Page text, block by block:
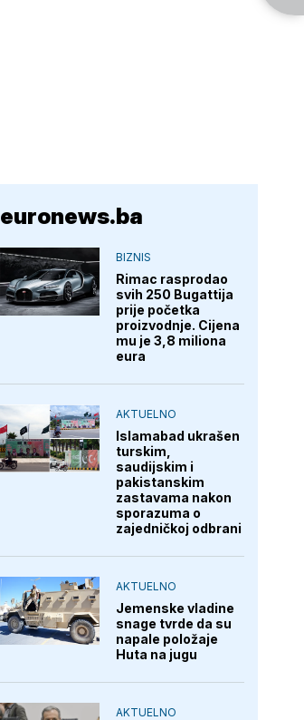
euronews.ba
BIZNIS
Rimac rasprodao
svih 250 Bugattija
prije početka
proizvodnje. Cijena
mu je 3,8 miliona
eura
AKTUELNO
Islamabad ukrašen
turskim,
saudijskim i
pakistanskim
zastavama nakon
sporazuma o
zajedničkoj odbrani
AKTUELNO
Jemenske vladine
snage tvrde da su
napale položaje
Huta na jugu
AKTUELNO